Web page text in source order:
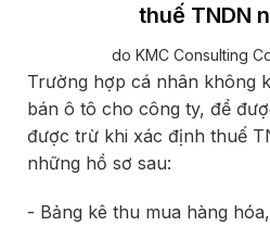
thuế TNDN
do KMC Consulting
Trường hợp cá nhân không
bán ô tô cho công ty, để
được trừ khi xác định thuế
những hồ sơ sau:
- Bảng kê thu mua hàng